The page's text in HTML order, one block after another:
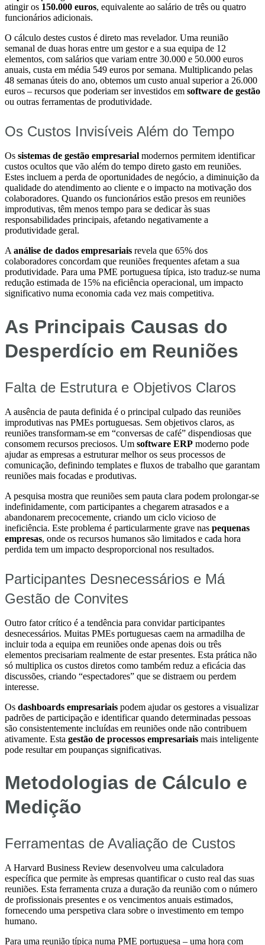
atingir os 150.000 euros, equivalente ao salário de três ou quatro
funcionários adicionais.
O cálculo destes custos é direto mas revelador. Uma reunião
semanal de duas horas entre um gestor e a sua equipa de 12
elementos, com salários que variam entre 30.000 e 50.000 euros
anuais, custa em média 549 euros por semana. Multiplicando pelas
48 semanas úteis do ano, obtemos um custo anual superior a 26.000
euros – recursos que poderiam ser investidos em software de gestão
ou outras ferramentas de produtividade.
Os Custos Invisíveis Além do Tempo
Os sistemas de gestão empresarial modernos permitem identificar
custos ocultos que vão além do tempo direto gasto em reuniões.
Estes incluem a perda de oportunidades de negócio, a diminuição da
qualidade do atendimento ao cliente e o impacto na motivação dos
colaboradores. Quando os funcionários estão presos em reuniões
improdutivas, têm menos tempo para se dedicar às suas
responsabilidades principais, afetando negativamente a
produtividade geral.
A análise de dados empresariais revela que 65% dos
colaboradores concordam que reuniões frequentes afetam a sua
produtividade. Para uma PME portuguesa típica, isto traduz-se numa
redução estimada de 15% na eficiência operacional, um impacto
significativo numa economia cada vez mais competitiva.
As Principais Causas do
Desperdício em Reuniões
Falta de Estrutura e Objetivos Claros
A ausência de pauta definida é o principal culpado das reuniões
improdutivas nas PMEs portuguesas. Sem objetivos claros, as
reuniões transformam-se em “conversas de café” dispendiosas que
consomem recursos preciosos. Um software ERP moderno pode
ajudar as empresas a estruturar melhor os seus processos de
comunicação, definindo templates e fluxos de trabalho que garantam
reuniões mais focadas e produtivas.
A pesquisa mostra que reuniões sem pauta clara podem prolongar-se
indefinidamente, com participantes a chegarem atrasados e a
abandonarem precocemente, criando um ciclo vicioso de
ineficiência. Este problema é particularmente grave nas pequenas
empresas, onde os recursos humanos são limitados e cada hora
perdida tem um impacto desproporcional nos resultados.
Participantes Desnecessários e Má
Gestão de Convites
Outro fator crítico é a tendência para convidar participantes
desnecessários. Muitas PMEs portuguesas caem na armadilha de
incluir toda a equipa em reuniões onde apenas dois ou três
elementos precisariam realmente de estar presentes. Esta prática não
só multiplica os custos diretos como também reduz a eficácia das
discussões, criando “espectadores” que se distraem ou perdem
interesse.
Os dashboards empresariais podem ajudar os gestores a visualizar
padrões de participação e identificar quando determinadas pessoas
são consistentemente incluídas em reuniões onde não contribuem
ativamente. Esta gestão de processos empresariais mais inteligente
pode resultar em poupanças significativas.
Metodologias de Cálculo e
Medição
Ferramentas de Avaliação de Custos
A Harvard Business Review desenvolveu uma calculadora
específica que permite às empresas quantificar o custo real das suas
reuniões. Esta ferramenta cruza a duração da reunião com o número
de profissionais presentes e os vencimentos anuais estimados,
fornecendo uma perspetiva clara sobre o investimento em tempo
humano.
Para uma reunião típica numa PME portuguesa – uma hora com